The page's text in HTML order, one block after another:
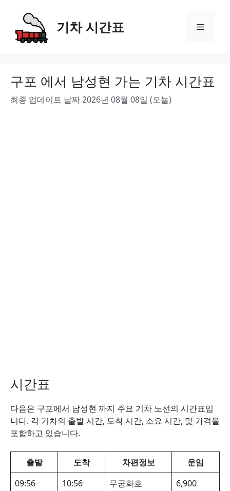
content
기차 시간표 Menu
구포 에서 남성현 가는 기차 시간표
최종 업데이트 날짜 2026년 08월 08일 (오늘)
시간표
다음은 구포에서 남성현 까지 주요 기차 노선의 시간표입
니다. 각 기차의 출발 시간, 도착 시간, 소요 시간, 및 가격을
포함하고 있습니다.
출발 도착 차편정보
운임
09:56
10:56 무궁화호
6,900